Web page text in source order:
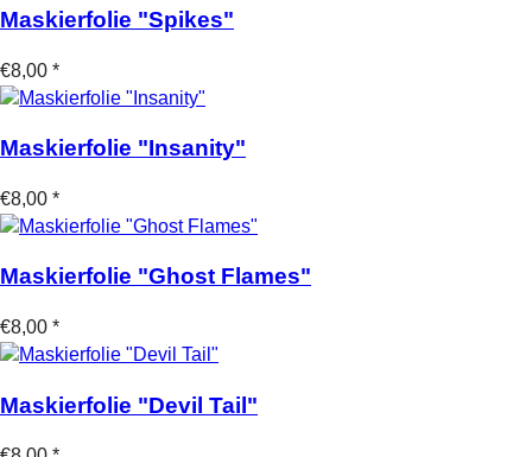
Maskierfolie "Spikes"
€8,00 *
Maskierfolie "Insanity"
€8,00 *
Maskierfolie "Ghost Flames"
€8,00 *
Maskierfolie "Devil Tail"